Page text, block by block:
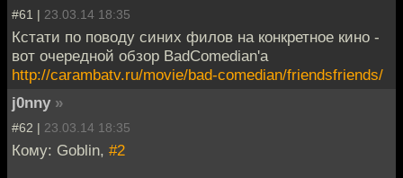
#61 | 23.03.14 18:35
Кстати по поводу синих филов на конкретное кино -
вот очередной обзор BadComedian'а
http://carambatv.ru/movie/bad-comedian/friendsfriends/
j0nny »
#62 | 23.03.14 18:35
Кому: Goblin, #2